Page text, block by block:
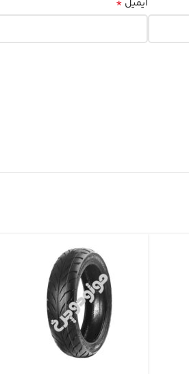
ایمیل